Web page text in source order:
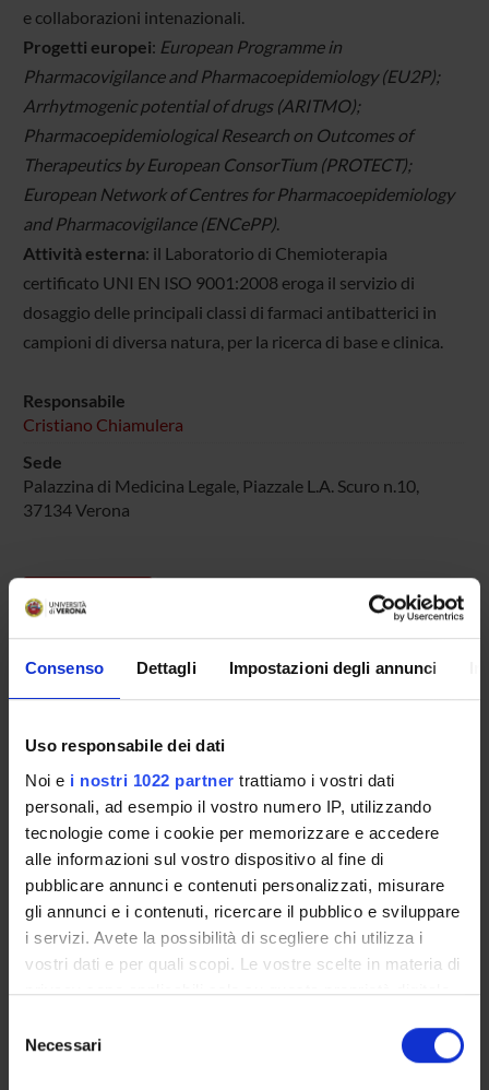
Consenso Dettagli Impostazioni degli annunci
Uso responsabile dei dati
Noi e i nostri 1022 partner trattiamo i vostri dati
personali, ad esempio il vostro numero IP, utilizzando
tecnologie come i cookie per memorizzare e accedere
alle informazioni sul vostro dispositivo al fine di
pubblicare annunci e contenuti personalizzati, misurare
gli annunci e i contenuti, ricercare il pubblico e sviluppare
i servizi. Avete la possibilità di scegliere chi utilizza i
vostri dati e per quali scopi. Le vostre scelte in materia di
privacy sono applicabili solo su questa proprietà digitale
modificare o revocare il proprio consenso in qualsiasi
momento dalla Dichiarazione sui cookie o facendo clic
delNecessari
e collaborazioni intenazionali.
Progetti europei: European Programme in
Pharmacovigilance and Pharmacoepidemiology (EU2P);
Arrhytmogenic potential of drugs (ARITMO);
Pharmacoepidemiological Research on Outcomes of
Therapeutics by European ConsorTium (PROTECT);
European Network of Centres for Pharmacoepidemiology
and Pharmacovigilance (ENCePP).
Attività esterna: il Laboratorio di Chemioterapia
certificato UNI EN ISO 9001:2008 eroga il servizio di
dosaggio delle principali classi di farmaci antibatterici in
campioni di diversa natura, per la ricerca di base e clinica.
Responsabile
Cristiano Chiamulera
Sede
Palazzina di Medicina Legale, Piazzale L.A. Scuro n.10,
37134 Verona
Componenti
Annaloro Gabriela
Borsista
Tecnico-Amministrativo
Specializzando
Balmaceda Valdez Valeria Roxana
Contrattista di ricerca
Bellantuono David
Personale di spin-off
Tecnico-Amministrativo
Boschetto Giulia Solidea Carlotta